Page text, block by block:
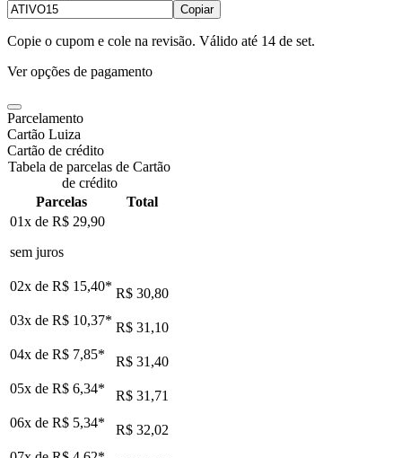
Copiar
Copie o cupom e cole na revisão. Válido até 14 de set.
Ver opções de pagamento
Parcelamento
Cartão Luiza
Cartão de crédito
Tabela de parcelas de Cartão
de crédito
Parcelas
Total
01x de R$ 29,90
sem juros
02x de R$ 15,40* R$ 30,80
03x de R$ 10,37* R$ 31,10
04x de R$ 7,85*
R$ 31,40
05x de R$ 6,34*
R$ 31,71
06x de R$ 5,34*
R$ 32,02